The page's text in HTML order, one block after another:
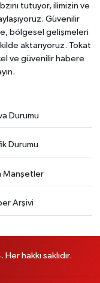
tutuyor, ilimizin ve
Güvenilir
bölgesel gelişmeleri
aktarıyoruz. Tokat
ve güvenilir habere
Durumu
Durumu
Manşetler
Arşivi
hakkı saklıdır.